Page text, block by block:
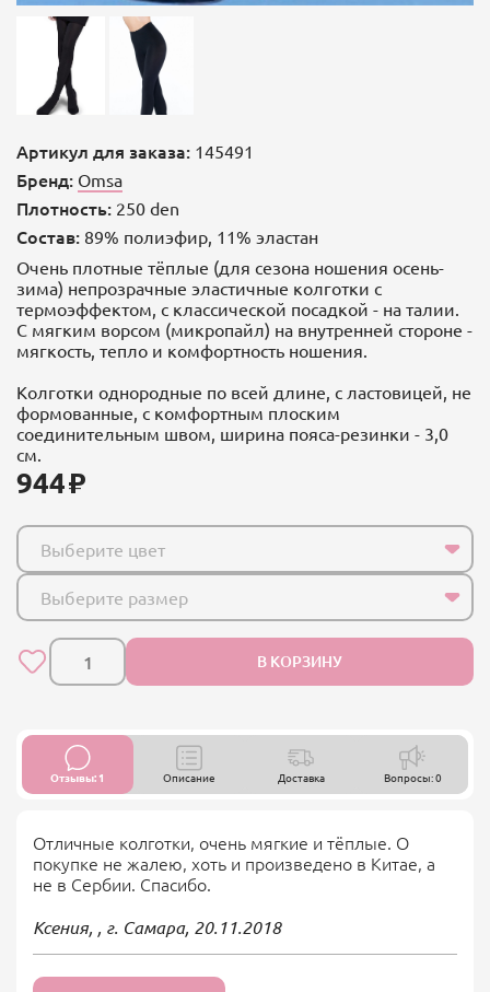
Артикул для заказа: 145491
Бренд: Omsa
Плотность: 250 den
Состав: 89% полиэфир, 11% эластан
Очень плотные тёплые (для сезона ношения осень-
зима) непрозрачные эластичные колготки с
термоэффектом, с классической посадкой - на талии.
С мягким ворсом (микропайл) на внутренней стороне -
мягкость, тепло и комфортность ношения.
Колготки однородные по всей длине, с ластовицей, не
формованные, с комфортным плоским
соединительным швом, ширина пояса-резинки - 3,0
см.
944
Выберите цвет
Выберите размер
В КОРЗИНУ
Отзывы: 1 Описание Доставка Вопросы: 0
Отличные колготки, очень мягкие и тёплые. О
покупке не жалею, хоть и произведено в Китае, а
не в Сербии. Спасибо.
Ксения, , г. Самара, 20.11.2018